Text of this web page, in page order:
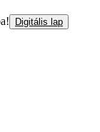
Digitális lap